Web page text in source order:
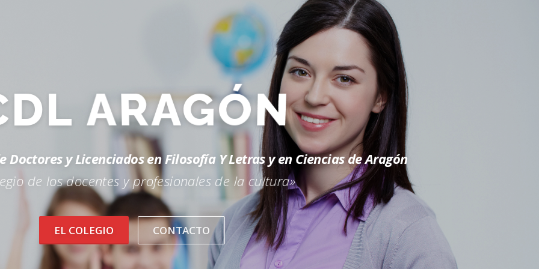
ARAGÓN
y Licenciados en Filosofía Y Letras y en Ciencias de Aragón
de los docentes y profesionales de la cultura»
EL COLEGIO CONTACTO